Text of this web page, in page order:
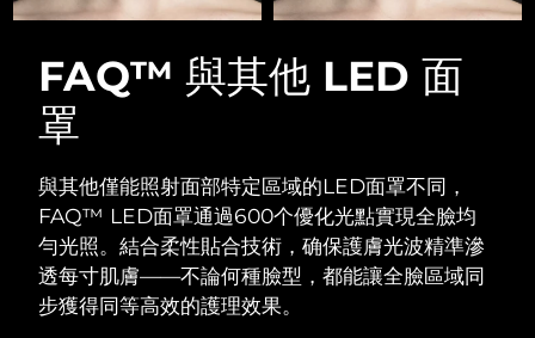
FAQ™ 與其他 LED 面
罩
與其他僅能照射面部特定區域的LED面罩不同，
FAQ™ LED面罩通過600个優化光點實現全臉均
勻光照。結合柔性貼合技術，确保護膚光波精準滲
透每寸肌膚——不論何種臉型，都能讓全臉區域同
步獲得同等高效的護理效果。